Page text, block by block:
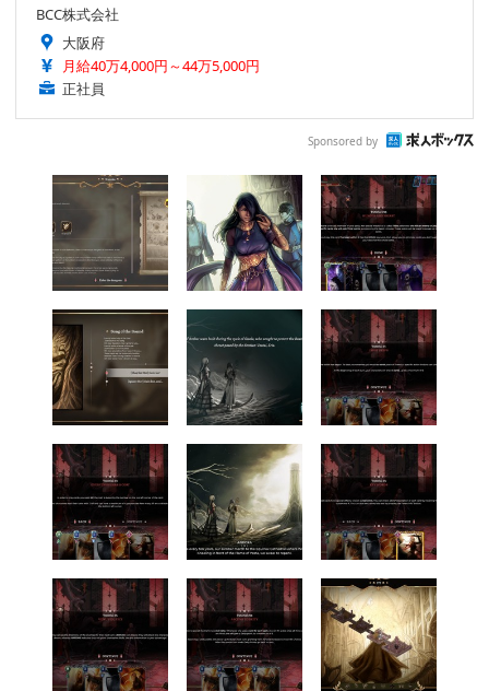
BCC株式会社
大阪府
月給40万4,000円～44万5,000円
正社員
Sponsored by